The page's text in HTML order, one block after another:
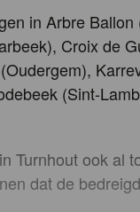
in Arbre
Croix de
(Sint-
Turnhout ook al
dat de